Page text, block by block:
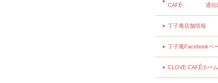
CAFÉ 通信
丁子庵店舗情報
丁子庵Facebookペ
CLOVE CAFÉホー